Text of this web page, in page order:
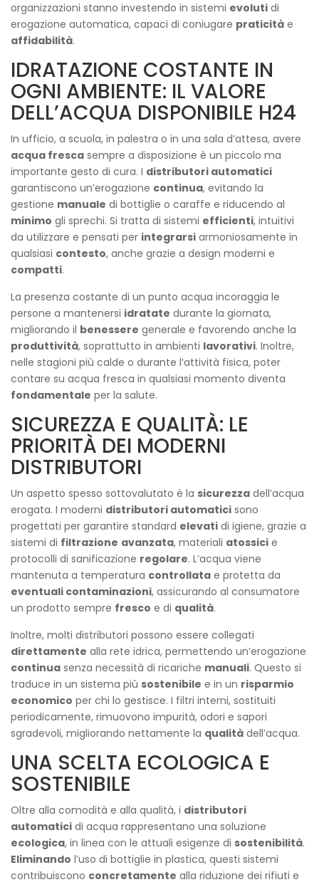
organizzazioni stanno investendo in sistemi evoluti di
erogazione automatica, capaci di coniugare praticità e
affidabilità.
IDRATAZIONE COSTANTE IN
OGNI AMBIENTE: IL VALORE
DELL’ACQUA DISPONIBILE H24
In ufficio, a scuola, in palestra o in una sala d’attesa, avere
acqua fresca sempre a disposizione è un piccolo ma
importante gesto di cura. I distributori automatici
garantiscono un’erogazione continua, evitando la
gestione manuale di bottiglie o caraffe e riducendo al
minimo gli sprechi. Si tratta di sistemi efficienti, intuitivi
da utilizzare e pensati per integrarsi armoniosamente in
qualsiasi contesto, anche grazie a design moderni e
compatti.
La presenza costante di un punto acqua incoraggia le
persone a mantenersi idratate durante la giornata,
migliorando il benessere generale e favorendo anche la
produttività, soprattutto in ambienti lavorativi. Inoltre,
nelle stagioni più calde o durante l’attività fisica, poter
contare su acqua fresca in qualsiasi momento diventa
fondamentale per la salute.
SICUREZZA E QUALITÀ: LE
PRIORITÀ DEI MODERNI
DISTRIBUTORI
Un aspetto spesso sottovalutato è la sicurezza dell’acqua
erogata. I moderni distributori automatici sono
progettati per garantire standard elevati di igiene, grazie a
sistemi di filtrazione avanzata, materiali atossici e
protocolli di sanificazione regolare. L’acqua viene
mantenuta a temperatura controllata e protetta da
eventuali contaminazioni, assicurando al consumatore
un prodotto sempre fresco e di qualità.
Inoltre, molti distributori possono essere collegati
direttamente alla rete idrica, permettendo un’erogazione
continua senza necessità di ricariche manuali. Questo si
traduce in un sistema più sostenibile e in un risparmio
economico per chi lo gestisce. I filtri interni, sostituiti
periodicamente, rimuovono impurità, odori e sapori
sgradevoli, migliorando nettamente la qualità dell’acqua.
UNA SCELTA ECOLOGICA E
SOSTENIBILE
Oltre alla comodità e alla qualità, i distributori
automatici di acqua rappresentano una soluzione
ecologica, in linea con le attuali esigenze di sostenibilità.
Eliminando l’uso di bottiglie in plastica, questi sistemi
contribuiscono concretamente alla riduzione dei rifiuti e